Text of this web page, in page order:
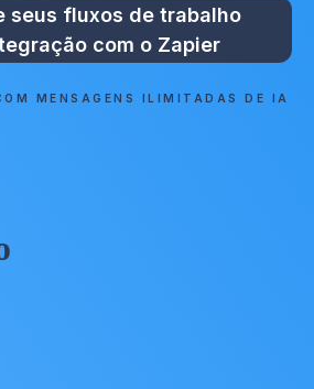
seus fluxos de trabalho
com o Zapier
MENSAGENS ILIMITADAS DE IA